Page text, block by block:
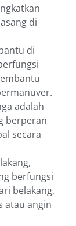
di
di
adalah
berperan
secara
berfungsi
belakang,
atau angin